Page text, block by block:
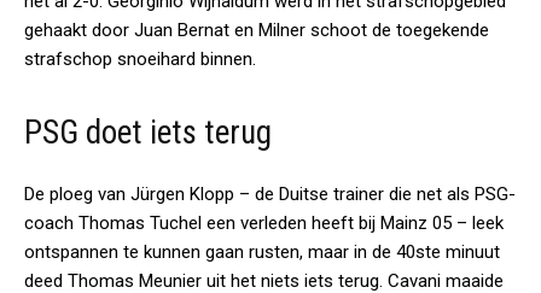
gehaakt door Juan Bernat en Milner schoot de toegekende
strafschop snoeihard binnen.
PSG doet iets terug
De ploeg van Jürgen Klopp – de Duitse trainer die net als PSG-
coach Thomas Tuchel een verleden heeft bij Mainz 05 – leek
ontspannen te kunnen gaan rusten, maar in de 40ste minuut
deed Thomas Meunier uit het niets iets terug. Cavani maaide